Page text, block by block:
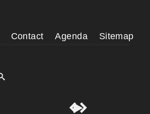
Contact Agenda Sitemap
